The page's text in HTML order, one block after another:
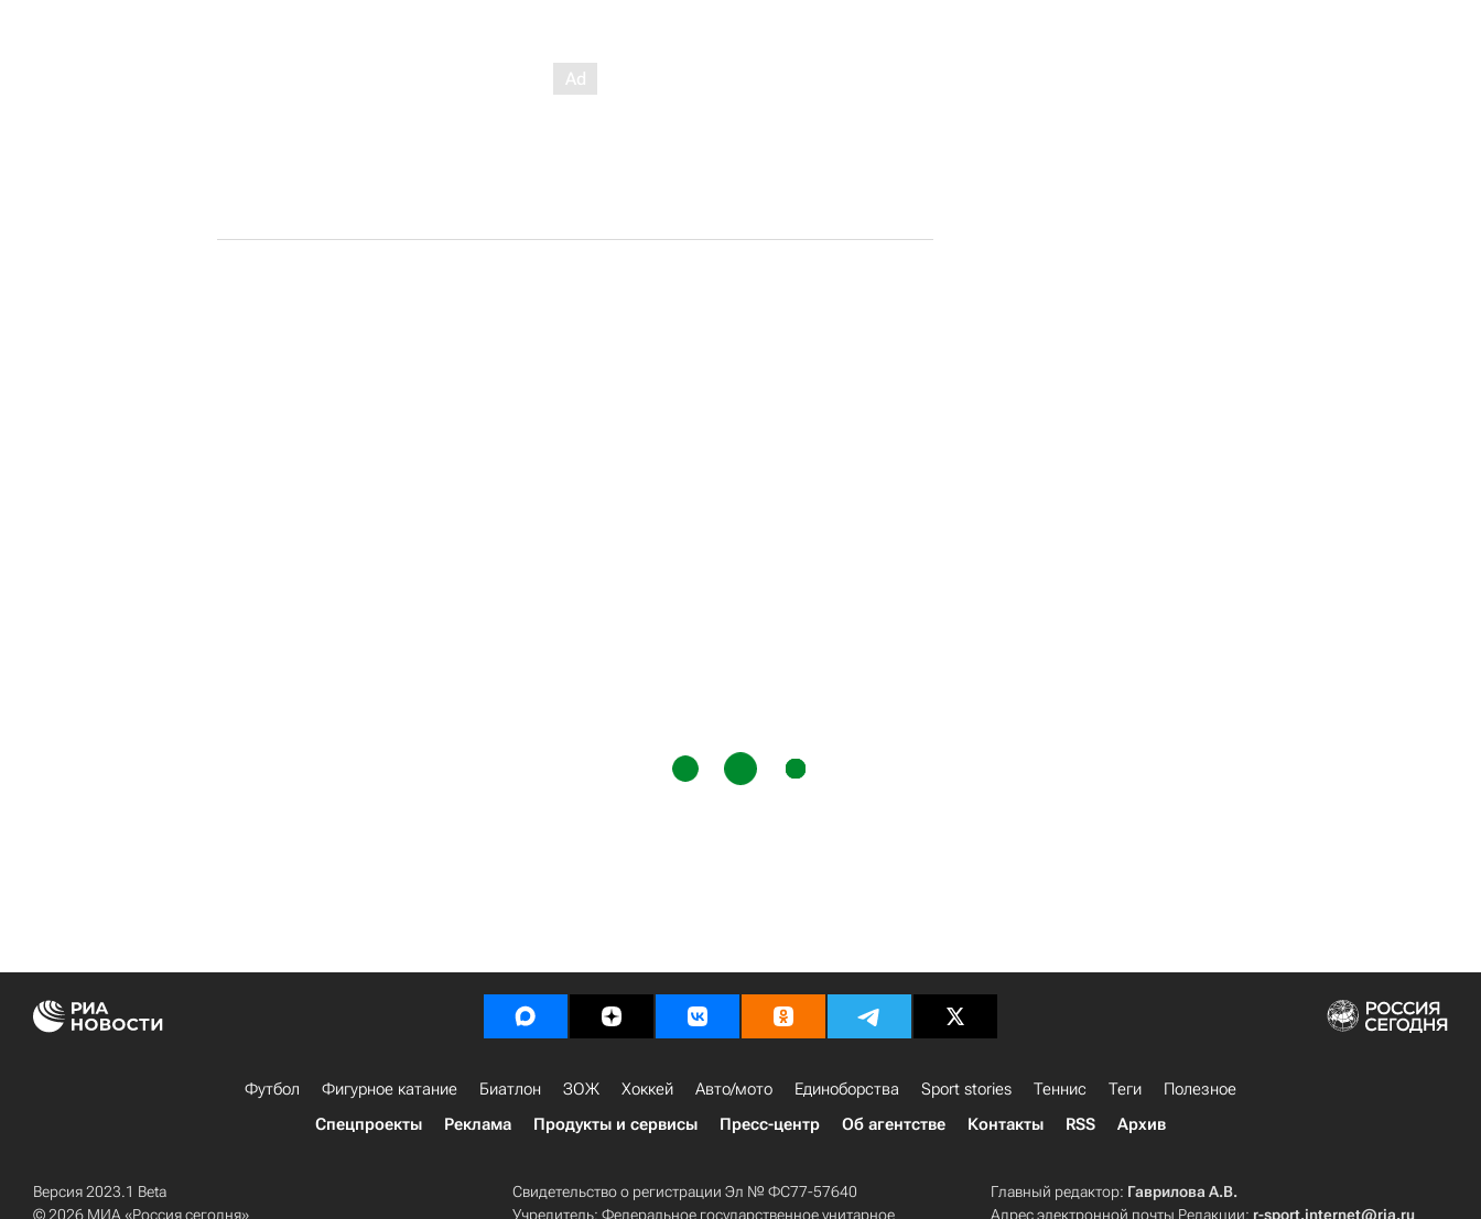
Футбол Фигурное катание Биатлон ЗОЖ Хоккей Авто/мото Единоборства Sport stories Теннис Теги
Полезное
Спецпроекты
Реклама Продукты и сервисы Пресс-центр Об агентстве Контакты RSS Архив
Версия 2023.1 Beta
© 2026 МИА «Россия сегодня»
Свидетельство о регистрации Эл № ФС77-57640
Учредитель: Федеральное государственное унитарное
Главный редактор: Гаврилова А.В.
Адрес электронной почты Редакции: r-sport.internet@ria.ru